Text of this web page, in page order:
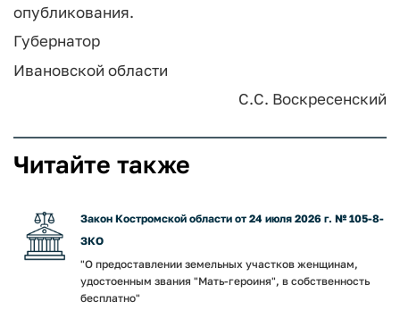
опубликования.
Губернатор
Ивановской области
С.С. Воскресенский
Читайте также
Закон Костромской области от 24 июля 2026 г. № 105-8-
ЗКО
"О предоставлении земельных участков женщинам,
удостоенным звания "Мать-героиня", в собственность
бесплатно"